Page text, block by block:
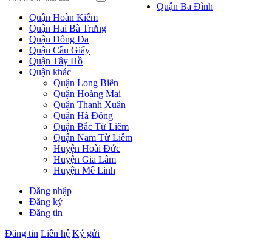
Quận Ba Đình
Quận Hoàn Kiếm
Quận Hai Bà Trưng
Quận Đống Đa
Quận Cầu Giấy
Quận Tây Hồ
Quận khác
Quận Long Biên
Quận Hoàng Mai
Quận Thanh Xuân
Quận Hà Đông
Quận Bắc Từ Liêm
Quận Nam Từ Liêm
Huyện Hoài Đức
Huyện Gia Lâm
Huyện Mê Linh
Đăng nhập
Đăng ký
Đăng tin
Đăng tin Liên hệ Ký gửi